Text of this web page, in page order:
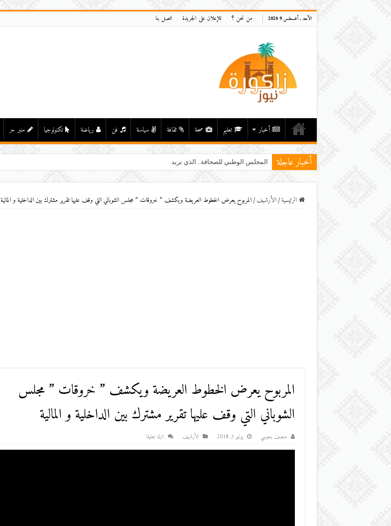
الأحد , أغسطس 9 2026 من نحن ؟ للإعلان على الجريدة اتصل بنا
أخبار تعليم صحة ثقافة سياسة فن رياضة تكنولوجيا منبر حر
أخبار عاجلة المجلس الوطني للصحافة.. الذي نريد
الرئيسية/اﻷرشيف/المربوح يعرض الخطوط العريضة ويكشف ” خروقات ” مجلس الشوباني التي وقف عليها تقرير مشترك بين الداخلية و المالية
المربوح يعرض الخطوط العريضة ويكشف ” خروقات ” مجلس
الشوباني التي وقف عليها تقرير مشترك بين الداخلية و المالية
منصف بنعيسي يوليو 5, 2018 اﻷرشيف اترك تعليقا